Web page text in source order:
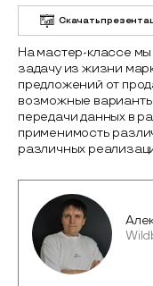
Скачать
На мастер-классе
задачу из жизни
предложений от
возможные
передачи данных в
применимость
различных